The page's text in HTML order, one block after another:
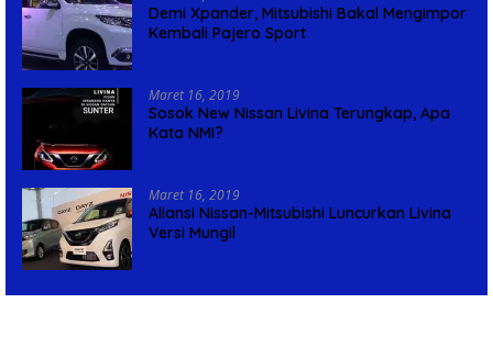
Demi Xpander, Mitsubishi Bakal Mengimpor
Kembali Pajero Sport
Maret 16, 2019
Sosok New Nissan Livina Terungkap, Apa
Kata NMI?
Maret 16, 2019
Aliansi Nissan-Mitsubishi Luncurkan Livina
Versi Mungil